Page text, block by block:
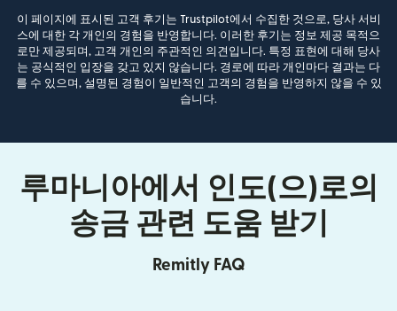
이 페이지에 표시된 고객 후기는 Trustpilot에서 수집한 것으로, 당사 서비
스에 대한 각 개인의 경험을 반영합니다. 이러한 후기는 정보 제공 목적으
로만 제공되며, 고객 개인의 주관적인 의견입니다. 특정 표현에 대해 당사
는 공식적인 입장을 갖고 있지 않습니다. 경로에 따라 개인마다 결과는 다
를 수 있으며, 설명된 경험이 일반적인 고객의 경험을 반영하지 않을 수 있
습니다.
루마니아에서 인도(으)로의
송금 관련 도움 받기
Remitly FAQ